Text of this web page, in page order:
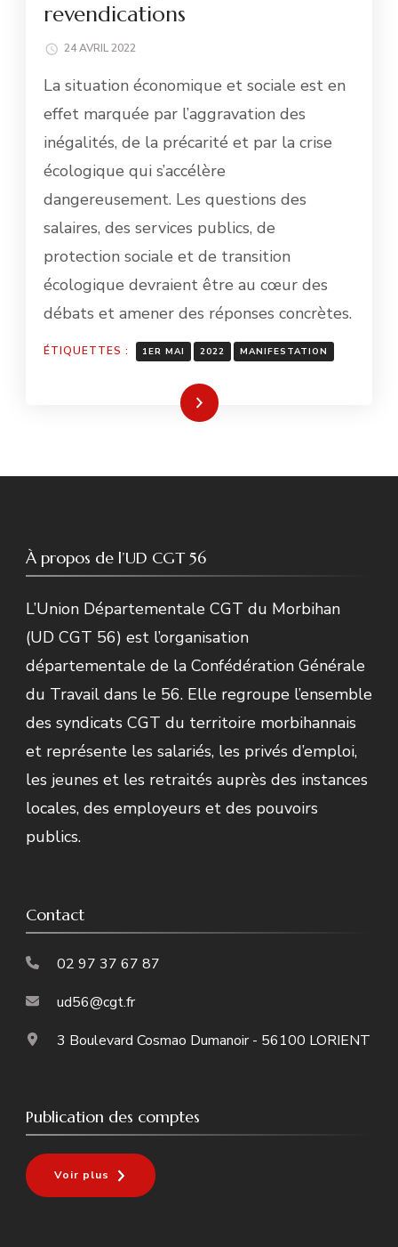
revendications
24 AVRIL 2022
La situation économique et sociale est en
effet marquée par l’aggravation des
inégalités, de la précarité et par la crise
écologique qui s’accélère
dangereusement. Les questions des
salaires, des services publics, de
protection sociale et de transition
écologique devraient être au cœur des
débats et amener des réponses concrètes.
ÉTIQUETTES : 1ER MAI 2022 MANIFESTATION
Lire la suite
À propos de l’UD CGT 56
L’Union Départementale CGT du Morbihan
(UD CGT 56) est l’organisation
départementale de la Confédération Générale
du Travail dans le 56. Elle regroupe l’ensemble
des syndicats CGT du territoire morbihannais
et représente les salariés, les privés d’emploi,
les jeunes et les retraités auprès des instances
locales, des employeurs et des pouvoirs
publics.
Contact
02 97 37 67 87
ud56@cgt.fr
3 Boulevard Cosmao Dumanoir - 56100 LORIENT
Publication des comptes
Voir plus